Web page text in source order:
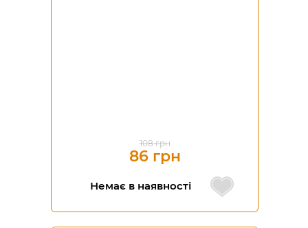
108 грн
86 грн
Немає в наявності